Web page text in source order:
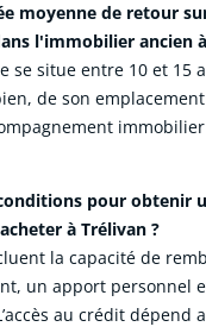
moyenne de retour
l'immobilier ancien
se situe entre 10 et 15
de son
pour obtenir
à Trélivan ?
la capacité de
un apport personnel
au crédit dépend